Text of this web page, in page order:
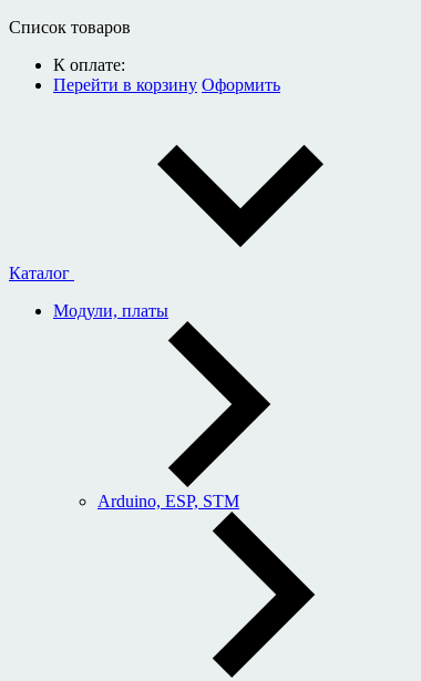
Список товаров
К оплате:
Перейти в корзину Оформить
Каталог
Модули, платы
Arduino, ESP, STM